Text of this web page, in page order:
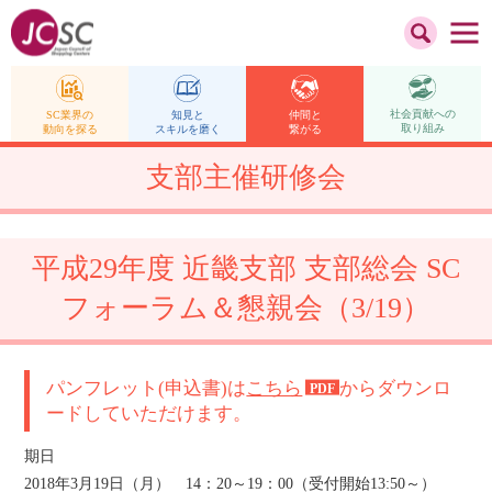
SC業界の
動向を探る
知見と
スキルを磨く
仲間と
繋がる
社会貢献への
取り組み
支部主催研修会
平成29年度 近畿支部 支部総会 SC
フォーラム＆懇親会（3/19）
パンフレット(申込書)はこちら
からダウンロ
ードしていただけます。
期日
2018年3月19日（月） 14：20～19：00（受付開始13:50～）